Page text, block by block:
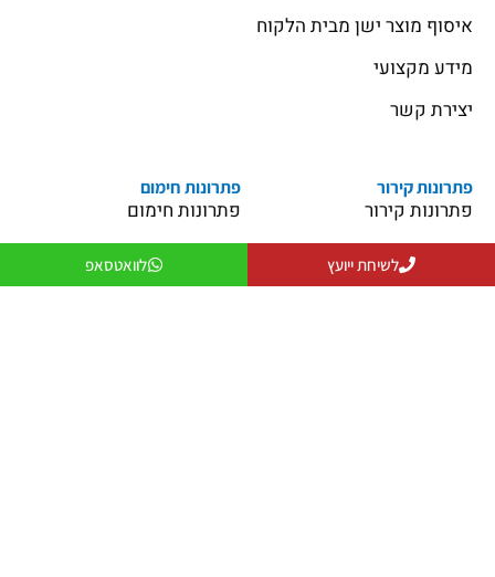
איסוף מוצר ישן מבית הלקוח
מידע מקצועי
יצירת קשר
פתרונות קירור
פתרונות קירור
פתרונות אוורור
פתרונות לעסקים
פתרונות חימום
פתרונות חימום
שולחנות אש
לשיחת ייועץ לוואטסאפ